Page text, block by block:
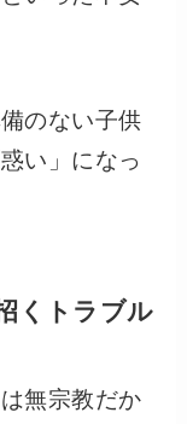
のない子供
い」になっ
くトラブル
無宗教だか